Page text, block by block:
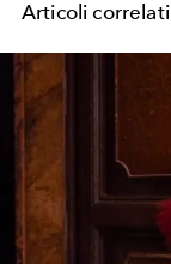
Articoli correlati